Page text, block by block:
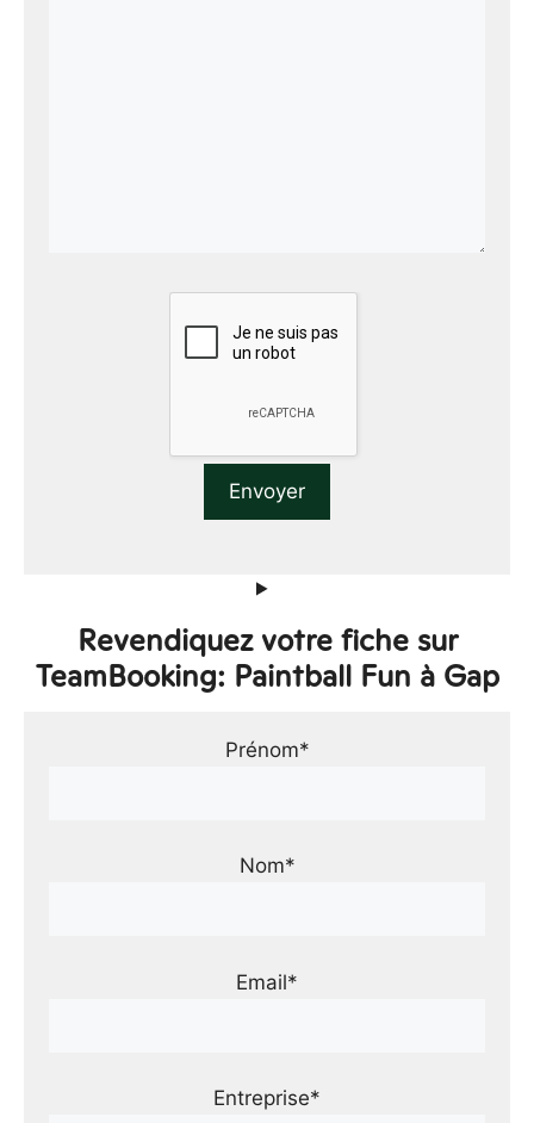
Revendiquez votre fiche sur
TeamBooking: Paintball Fun à Gap
Prénom*
Nom*
Email*
Entreprise*